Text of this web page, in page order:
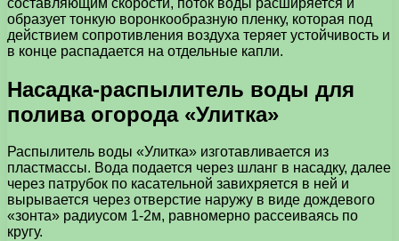
образует тонкую воронкообразную пленку, которая под
действием сопротивления воздуха теряет устойчивость и
в конце распадается на отдельные капли.
Насадка-распылитель воды для
полива огорода «Улитка»
Распылитель воды «Улитка» изготавливается из
пластмассы. Вода подается через шланг в насадку, далее
через патрубок по касательной завихряется в ней и
вырывается через отверстие наружу в виде дождевого
«зонта» радиусом 1-2м, равномерно рассеиваясь по
кругу.